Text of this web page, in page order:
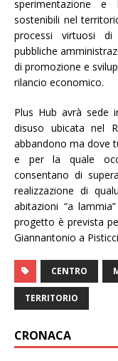
sperimentazione e
sostenibili nel
processi virtuosi di
pubbliche
di promozione e
rilancio economico.
Plus Hub avrà sede
disuso ubicata nel
abbandono ma dove
e per la quale
consentano di
realizzazione di
abitazioni “a
progetto è prevista
Giannantonio a
CENTRO
TERRITORIO
CRONACA